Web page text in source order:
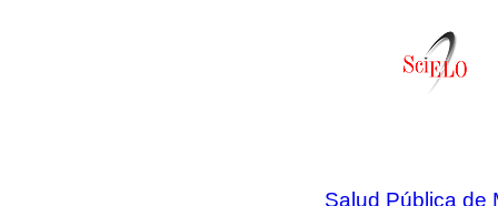
Salud Pública de